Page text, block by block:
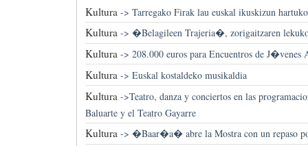
Kultura -> Tarregako Firak lau euskal ikuskizun
Kultura-> �Belagileen Trajeria�, zorigaitzaren lekuko
Kultura-> 208.000 euros para Encuentros de J�venes
Kultura-> Euskal kostaldeko musikaldia
Kultura ->Teatro, danza y conciertos en las
Baluarte y el Teatro Gayarre
Kultura-> �Baar�a� abre la Mostra con un repaso